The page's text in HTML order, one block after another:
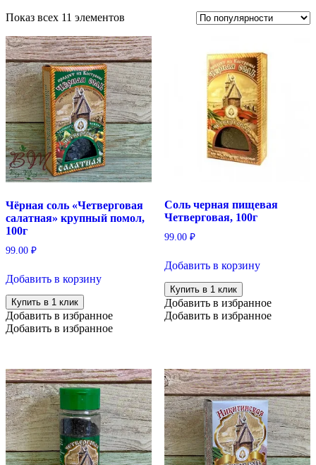
Показ всех 11 элементов
Чёрная соль «Четверговая
салатная» крупный помол,
100г
99.00 ₽
Добавить в корзину
Купить в 1 клик
Добавить в избранное
Добавить в избранное
Соль черная пищевая
Четверговая, 100г
99.00 ₽
Добавить в корзину
Купить в 1 клик
Добавить в избранное
Добавить в избранное